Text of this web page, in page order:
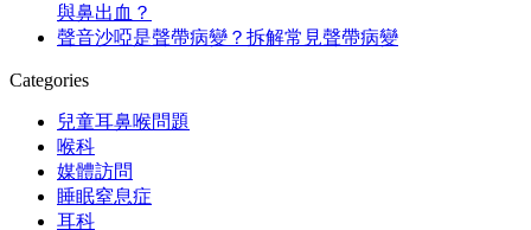
與鼻出血？
聲音沙啞是聲帶病變？拆解常見聲帶病變
Categories
兒童耳鼻喉問題
喉科
媒體訪問
睡眠窒息症
耳科